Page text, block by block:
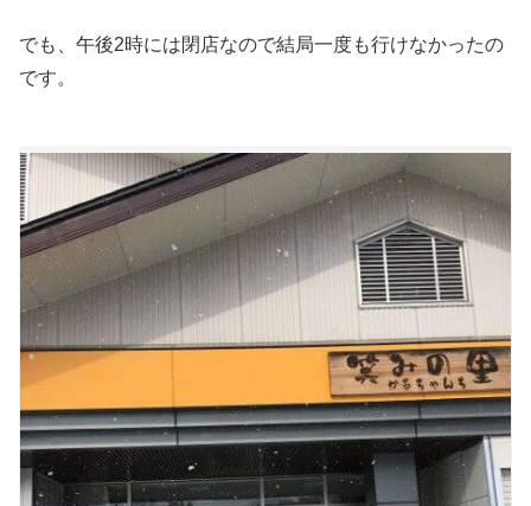
でも、午後2時には閉店なので結局一度も行けなかったの
です。